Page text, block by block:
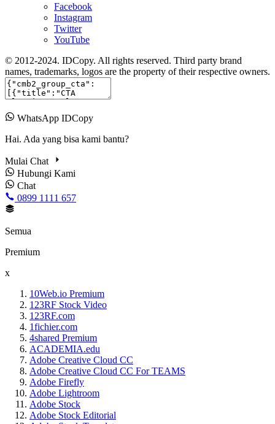
Facebook
Instagram
Twitter
YouTube
© 2012-2024. IDCopy. All rights reserved. Third party brand
names, trademarks, logos are the property of their respective owners.
WhatsApp IDCopy
Hai. Ada yang bisa kami bantu?
Mulai Chat
Hubungi Kami
Chat
0899 1111 657
Semua
Premium
x
10Web.io Premium
123RF Stock Video
123RF.com
1fichier.com
4shared Premium
ACADEMIA.edu
Adobe Creative Cloud CC
Adobe Creative Cloud CC For TEAMS
Adobe Firefly
Adobe Lightroom
Adobe Stock
Adobe Stock Editorial